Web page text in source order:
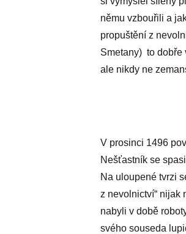
němu vzbouřili a
propuštění z
Smetany) to dobře
ale nikdy ne
V prosinci 1496
Nešťastník se
Na uloupené tvrzi
z nevolnictví“ nijak
nabyli v době
svého souseda